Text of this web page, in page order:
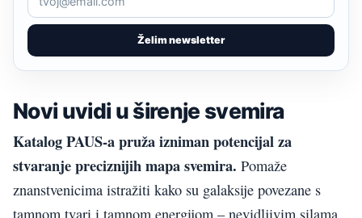
Želim newsletter
Novi uvidi u širenje svemira
Katalog PAUS-a pruža izniman potencijal za
stvaranje preciznijih mapa svemira. Pomaže
znanstvenicima istražiti kako su galaksije povezane s
tamnom tvari i tamnom energijom – nevidljivim silama